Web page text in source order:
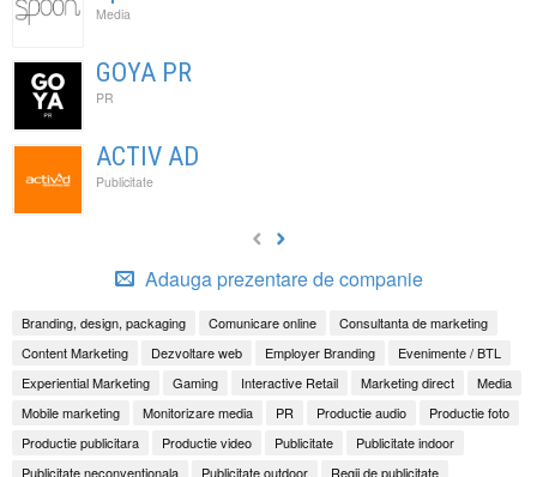
Media
GOYA PR
PR
ACTIV AD
Publicitate
Adauga prezentare de companie
Branding, design, packaging Comunicare online
Consultanta de marketing
Content Marketing
Dezvoltare web Employer Branding
Evenimente / BTL
Experiential Marketing
Gaming Interactive Retail Marketing direct
Media
Mobile marketing
Monitorizare media PR Productie audio
Productie foto
Productie publicitara
Productie video Publicitate
Publicitate indoor
Publicitate neconventionala
Publicitate outdoor Regii de publicitate